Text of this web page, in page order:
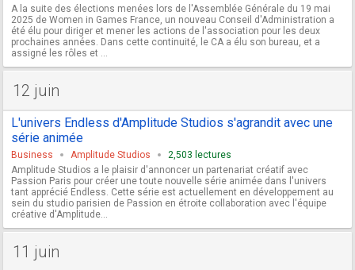
A la suite des élections menées lors de l'Assemblée Générale du 19 mai
2025 de Women in Games France, un nouveau Conseil d'Administration a
été élu pour diriger et mener les actions de l'association pour les deux
prochaines années. Dans cette continuité, le CA a élu son bureau, et a
assigné les rôles et ...
12 juin
L'univers Endless d'Amplitude Studios s'agrandit avec une
série animée
Business Amplitude Studios
2,503 lectures
Amplitude Studios a le plaisir d'annoncer un partenariat créatif avec
Passion Paris pour créer une toute nouvelle série animée dans l'univers
tant apprécié Endless. Cette série est actuellement en développement au
sein du studio parisien de Passion en étroite collaboration avec l'équipe
créative d'Amplitude...
11 juin